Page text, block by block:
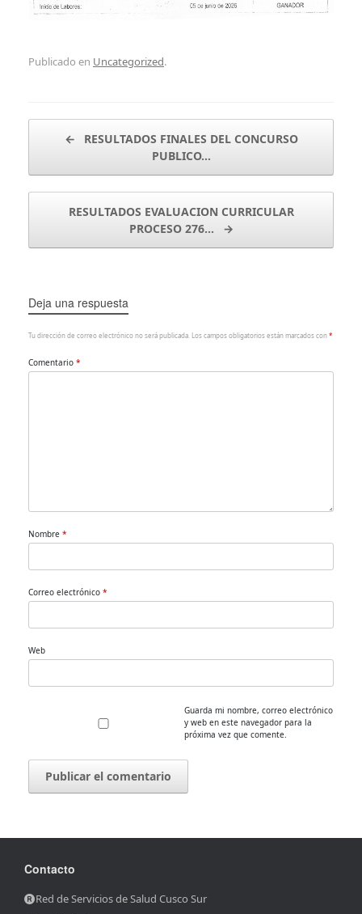
Publicado en Uncategorized.
Navegador de artículos
←
RESULTADOS FINALES DEL CONCURSO
PUBLICO…
RESULTADOS EVALUACION CURRICULAR
PROCESO 276…
→
Deja una respuesta
Tu dirección de correo electrónico no será publicada. Los campos obligatorios están marcados con*
Comentario *
Nombre *
Correo electrónico *
Web
Guarda mi nombre, correo electrónico
y web en este navegador para la
próxima vez que comente.
Contacto
Red de Servicios de Salud Cusco Sur